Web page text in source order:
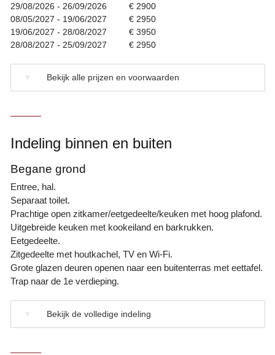
29/08/2026 - 26/09/2026
€ 2900
08/05/2027 - 19/06/2027
€ 2950
19/06/2027 - 28/08/2027
€ 3950
28/08/2027 - 25/09/2027
€ 2950
Bekijk alle prijzen en voorwaarden
Indeling binnen en buiten
Begane grond
Entree, hal.
Separaat toilet.
Prachtige open zitkamer/eetgedeelte/keuken met hoog plafond.
Uitgebreide keuken met kookeiland en barkrukken.
Eetgedeelte.
Zitgedeelte met houtkachel, TV en Wi-Fi.
Grote glazen deuren openen naar een buitenterras met eettafel.
Trap naar de 1e verdieping.
Bekijk de volledige indeling